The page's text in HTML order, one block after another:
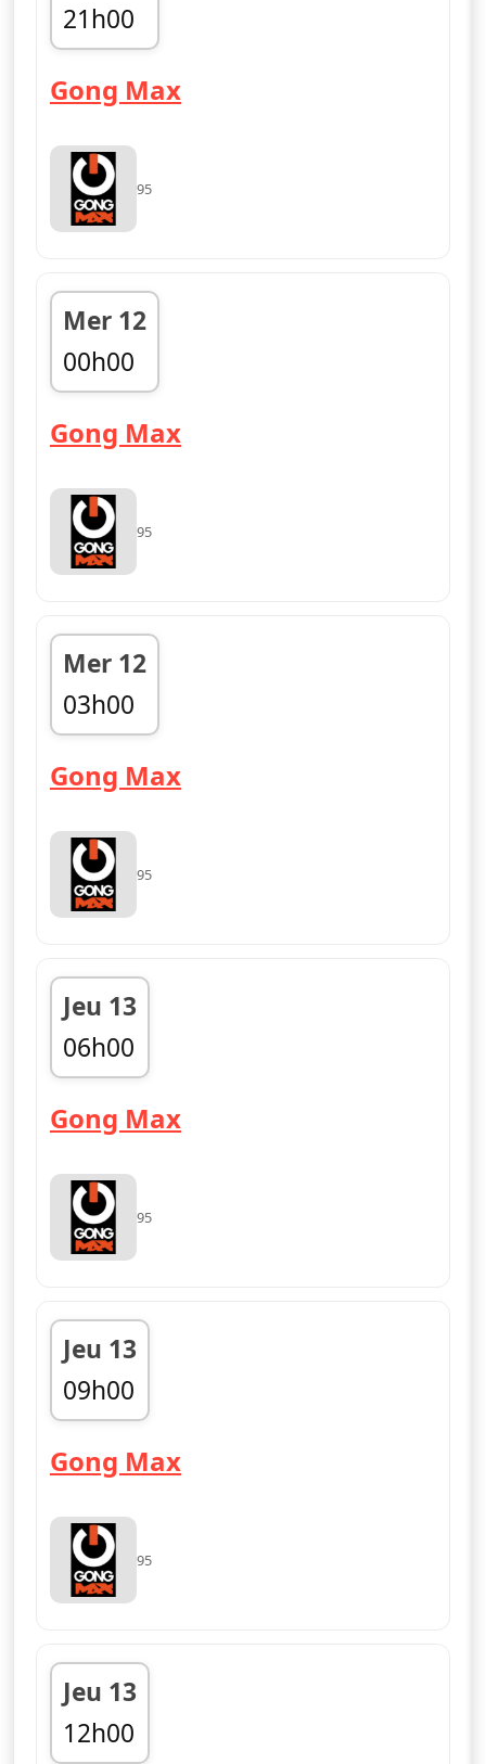
21h00
fin 00h00
Gong Max— Gong Max
95
Mer 12
00h00
fin 03h00
Gong Max— Gong Max
95
Mer 12
03h00
fin 06h00
Gong Max— Gong Max
95
Jeu 13
06h00
fin 09h00
Gong Max— Gong Max
95
Jeu 13
09h00
fin 12h00
Gong Max— Gong Max
95
Jeu 13
12h00